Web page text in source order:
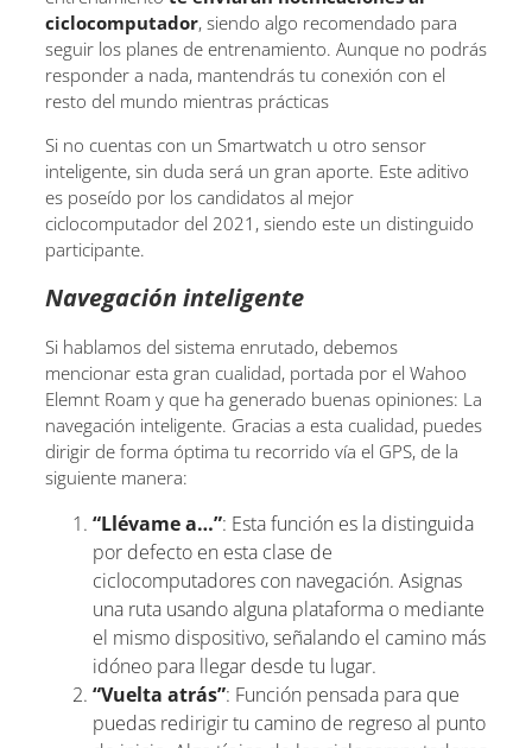
ciclocomputador, siendo algo recomendado para
seguir los planes de entrenamiento. Aunque no podrás
responder a nada, mantendrás tu conexión con el
resto del mundo mientras prácticas
Si no cuentas con un Smartwatch u otro sensor
inteligente, sin duda será un gran aporte. Este aditivo
es poseído por los candidatos al mejor
ciclocomputador del 2021, siendo este un distinguido
participante.
Navegación inteligente
Si hablamos del sistema enrutado, debemos
mencionar esta gran cualidad, portada por el Wahoo
Elemnt Roam y que ha generado buenas opiniones: La
navegación inteligente. Gracias a esta cualidad, puedes
dirigir de forma óptima tu recorrido vía el GPS, de la
siguiente manera:
“Llévame a…”: Esta función es la distinguida
por defecto en esta clase de
ciclocomputadores con navegación. Asignas
una ruta usando alguna plataforma o mediante
el mismo dispositivo, señalando el camino más
idóneo para llegar desde tu lugar.
“Vuelta atrás”: Función pensada para que
puedas redirigir tu camino de regreso al punto